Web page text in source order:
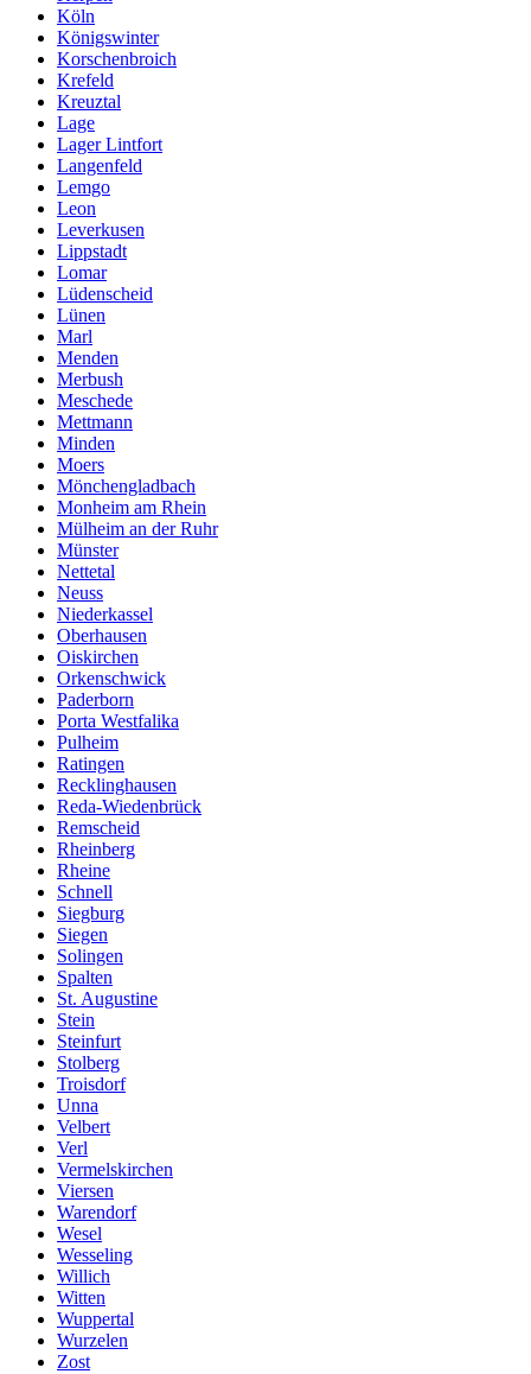
Köln
Königswinter
Korschenbroich
Krefeld
Kreuztal
Lage
Lager Lintfort
Langenfeld
Lemgo
Leon
Leverkusen
Lippstadt
Lomar
Lüdenscheid
Lünen
Marl
Menden
Merbush
Meschede
Mettmann
Minden
Moers
Mönchengladbach
Monheim am Rhein
Mülheim an der Ruhr
Münster
Nettetal
Neuss
Niederkassel
Oberhausen
Oiskirchen
Orkenschwick
Paderborn
Porta Westfalika
Pulheim
Ratingen
Recklinghausen
Reda-Wiedenbrück
Remscheid
Rheinberg
Rheine
Schnell
Siegburg
Siegen
Solingen
Spalten
St. Augustine
Stein
Steinfurt
Stolberg
Troisdorf
Unna
Velbert
Verl
Vermelskirchen
Viersen
Warendorf
Wesel
Wesseling
Willich
Witten
Wuppertal
Wurzelen
Zost